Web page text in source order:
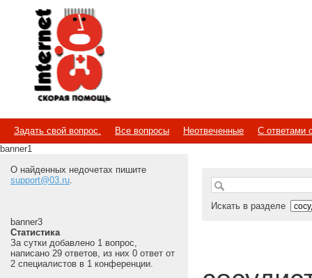
Internet
Скорая помощь
Задать свой вопрос. Все вопросы Неотвеченные
С ответами
banner1
О найденных недочетах пишите
support@03.ru.
banner3
Статистика
За сутки добавлено 1 вопрос,
написано 29 ответов, из них 0 ответ от
2 специалистов в 1 конференции.
Искать в разделе